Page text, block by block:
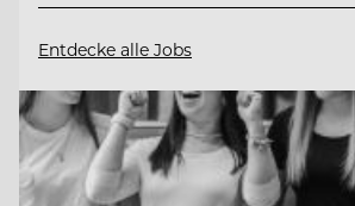
Entdecke alle Jobs